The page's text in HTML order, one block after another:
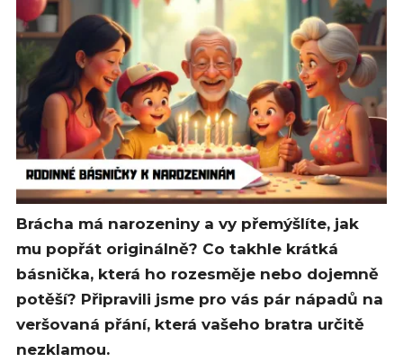
Brácha má narozeniny a vy přemýšlíte, jak
mu popřát originálně? Co takhle krátká
básnička, která ho rozesměje nebo dojemně
potěší? Připravili jsme pro vás pár nápadů na
veršovaná přání, která vašeho bratra určitě
nezklamou.